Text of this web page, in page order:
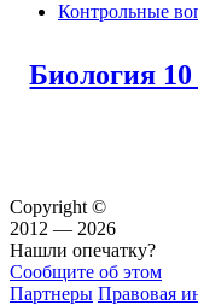
Контрольные
Биология
Copyright ©
2012 — 2026
Нашли опечатку?
Сообщите об этом
Партнеры Правовая